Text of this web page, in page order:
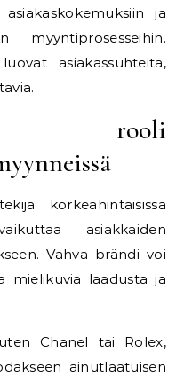
ja
myyntiprosesseihin.
asiakassuhteita,
rooli
korkeahintaisissa
asiakkaiden
Vahva brändi voi
mielikuvia laadusta ja
Chanel tai Rolex,
ainutlaatuisen